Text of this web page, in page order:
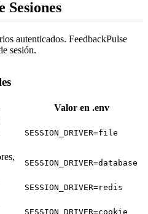
Sesiones
autenticados. FeedbackPulse
sesión.
Valor en .env
SESSION_DRIVER=file
SESSION_DRIVER=database
SESSION_DRIVER=redis
SESSION_DRIVER=cookie